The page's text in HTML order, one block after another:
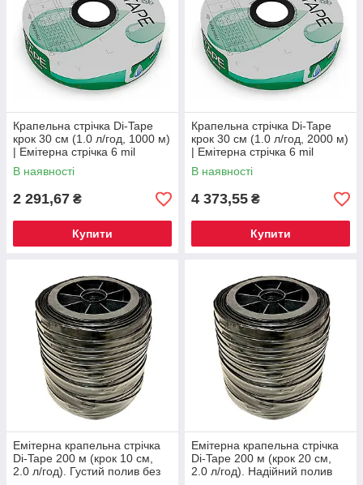
Крапельна стрічка Di-Tape
крок 30 см (1.0 л/год, 1000 м)
| Емітерна стрічка 6 mil
Туреччина для овочів
В наявності
2 291,67 ₴
Купити
Крапельна стрічка Di-Tape
крок 30 см (1.0 л/год, 2000 м)
| Емітерна стрічка 6 mil
Туреччина для довгих полів
В наявності
4 373,55 ₴
Купити
Емітерна крапельна стрічка
Di-Tape 200 м (крок 10 см,
2.0 л/год). Густий полив без
Емітерна крапельна стрічка
Di-Tape 200 м (крок 20 см,
2.0 л/год). Надійний полив